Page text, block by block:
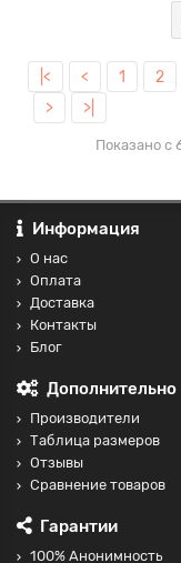
|< < 1 2
>
>|
Показано с
Информация
О нас
Оплата
Доставка
Контакты
Блог
Дополнительно
Производители
Таблица размеров
Отзывы
Сравнение товаров
Гарантии
100% Анонимность